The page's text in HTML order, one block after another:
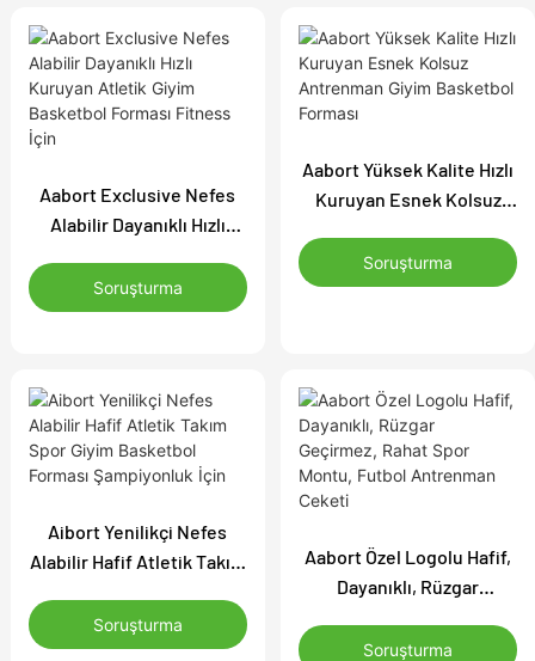
Aabort Exclusive Nefes
Alabilir Dayanıklı Hızlı
Basketbol Forması
Fitness İçin
Soruşturma
Aabort Yüksek Kalite Hızlı
Kuruyan Esnek Kolsuz
Basketbol Forması
Soruşturma
Aibort Yenilikçi Nefes
Alabilir Hafif Atletik Takım
Forması Şampiyonluk İçin
Soruşturma
Aabort Özel Logolu Hafif,
Dayanıklı, Rüzgar
Montu, Futbol Antrenman
Soruşturma